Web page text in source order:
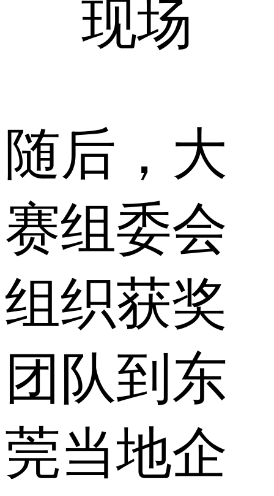
现场
随后，大
赛组委会
组织获奖
团队到东
莞当地企